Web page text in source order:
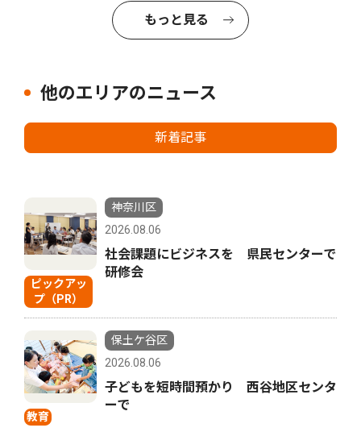
もっと見る
他のエリアのニュース
新着記事
ピックアッ
プ（PR）
神奈川区
2026.08.06
社会課題にビジネスを 県民センターで
研修会
教育
保土ケ谷区
2026.08.06
子どもを短時間預かり 西谷地区センタ
ーで